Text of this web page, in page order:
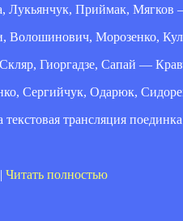
Лукьянчук, Приймак,
Волошинович, Морозенко,
Гиоргадзе, Сапай —
Сергийчук, Одарюк,
трансляция
| Читать полностью